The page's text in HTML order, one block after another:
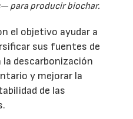
para producir biochar.
el objetivo ayudar a
sus fuentes de
descarbonización
y mejorar la
de las